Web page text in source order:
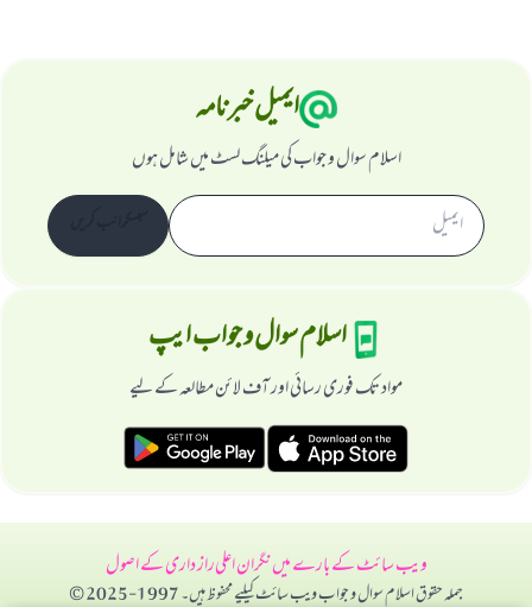
ایمیل خبرنامہ
اسلام سوال و جواب کی میلنگ لسٹ میں شامل ہوں
اسلام سوال و جواب ایپ
مواد تک فوری رسائی اور آف لائن مطالعہ کے لیے
ویب سائٹ کے بارے میںنگران اعلیراز داری کے اصول
جملہ حقوق اسلام سوال و جواب ویب سائٹ کیلیے محفوظ ہیں۔ 1997-2025 ©